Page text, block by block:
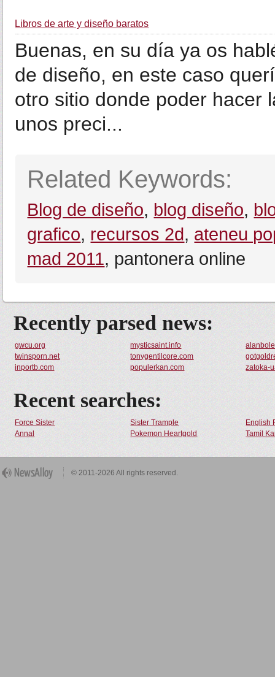
Libros de arte y diseño baratos
Buenas, en su día ya os
de diseño, en este caso
otro sitio donde poder hacer
unos preci...
Related Keywords:
Blog de diseño, blog diseño,
grafico, recursos 2d, ateneu
mad 2011, pantonera online
Recently parsed news:
gwcu.org mysticsaint.info
twinsporn.net
tonygentilcore.com
inportb.com
populerkan.com zatoka-
Recent searches:
Force Sister Sister Trample
English
Annal
Pokemon Heartgold Tamil
© 2011-2026 All rights reserved.